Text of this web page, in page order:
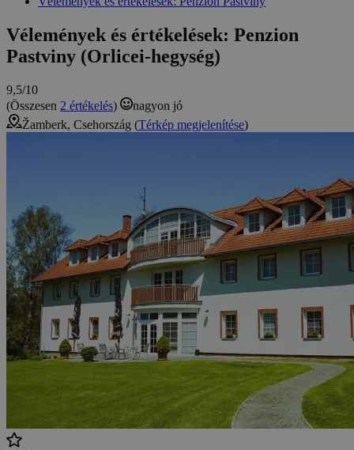
Vélemények és értékelések: Penzion
Pastviny (Orlicei-hegység)
9,5/10
(Összesen 2 értékelés)
nagyon jó
Žamberk, Csehország (Térkép megjelenítése)